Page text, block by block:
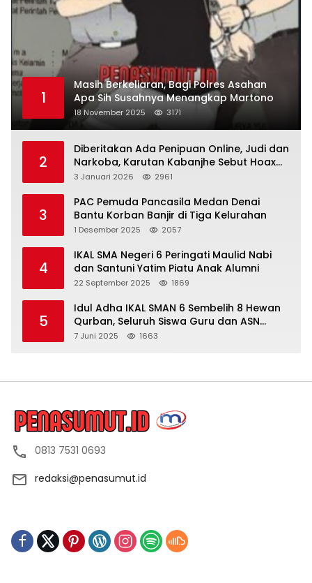
1
Masih Berkeliaran, Bagi Polres Asahan
Apa Sih Susahnya Menangkap Martono
18 November 2025 3171
2
Diberitakan Ada Penipuan Online, Judi dan
Narkoba, Karutan Kabanjhe Sebut Hoax
dan Berita Tak Beryanggungjawab
3 Januari 2026 2961
3
PAC Pemuda Pancasila Medan Denai
Bantu Korban Banjir di Tiga Kelurahan
1 Desember 2025 2057
4
IKAL SMA Negeri 6 Peringati Maulid Nabi
dan Santuni Yatim Piatu Anak Alumni
22 September 2025 1869
5
Idul Adha IKAL SMAN 6 Sembelih 8 Hewan
Qurban, Seluruh Siswa Guru dan ASN
Dapat Daging
7 Juni 2025 1663
0813 7531 0693
redaksi@penasumut.id